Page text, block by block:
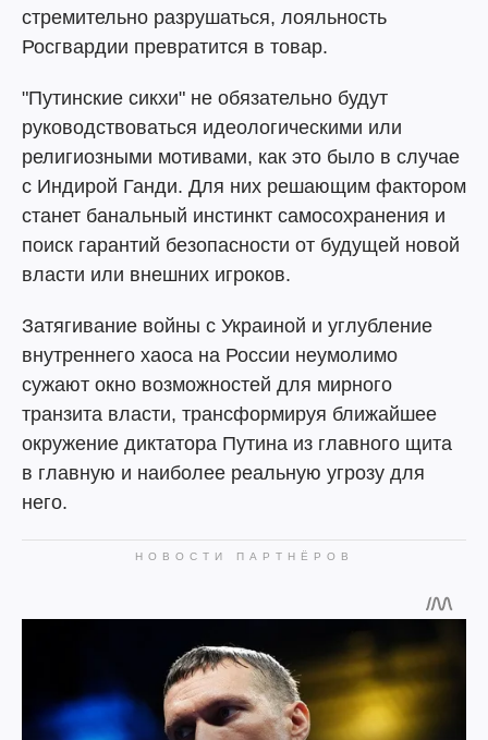
стремительно разрушаться, лояльность
Росгвардии превратится в товар.
"Путинские сикхи" не обязательно будут
руководствоваться идеологическими или
религиозными мотивами, как это было в случае
с Индирой Ганди. Для них решающим фактором
станет банальный инстинкт самосохранения и
поиск гарантий безопасности от будущей новой
власти или внешних игроков.
Затягивание войны с Украиной и углубление
внутреннего хаоса на России неумолимо
сужают окно возможностей для мирного
транзита власти, трансформируя ближайшее
окружение диктатора Путина из главного щита
в главную и наиболее реальную угрозу для
него.